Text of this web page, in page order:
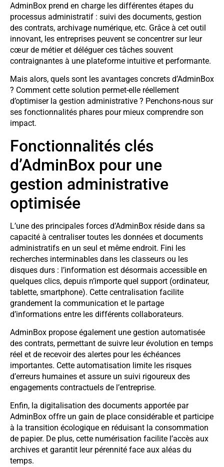
AdminBox prend en charge les différentes étapes du
processus administratif : suivi des documents, gestion
des contrats, archivage numérique, etc. Grâce à cet outil
innovant, les entreprises peuvent se concentrer sur leur
cœur de métier et déléguer ces tâches souvent
contraignantes à une plateforme intuitive et performante.
Mais alors, quels sont les avantages concrets d’AdminBox
? Comment cette solution permet-elle réellement
d’optimiser la gestion administrative ? Penchons-nous sur
ses fonctionnalités phares pour mieux comprendre son
impact.
Fonctionnalités clés
d’AdminBox pour une
gestion administrative
optimisée
L’une des principales forces d’AdminBox réside dans sa
capacité à centraliser toutes les données et documents
administratifs en un seul et même endroit. Fini les
recherches interminables dans les classeurs ou les
disques durs : l’information est désormais accessible en
quelques clics, depuis n’importe quel support (ordinateur,
tablette, smartphone). Cette centralisation facilite
grandement la communication et le partage
d’informations entre les différents collaborateurs.
AdminBox propose également une gestion automatisée
des contrats, permettant de suivre leur évolution en temps
réel et de recevoir des alertes pour les échéances
importantes. Cette automatisation limite les risques
d’erreurs humaines et assure un suivi rigoureux des
engagements contractuels de l’entreprise.
Enfin, la digitalisation des documents apportée par
AdminBox offre un gain de place considérable et participe
à la transition écologique en réduisant la consommation
de papier. De plus, cette numérisation facilite l’accès aux
archives et garantit leur pérennité face aux aléas du
temps.